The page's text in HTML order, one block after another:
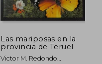
Las mariposas en la
provincia de Teruel
Victor M. Redondo